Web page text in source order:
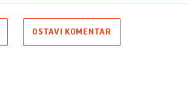
OSTAVI KOMENTAR